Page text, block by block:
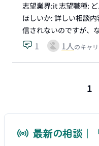
志望業界:it 志望職種:
ほしいか: 詳しい相談
信されないのですが、
1 1人のキャ
1
最新の相談｜